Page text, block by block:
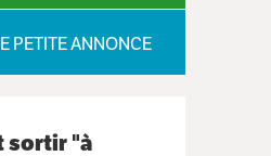
PETITE ANNONCE
sortir "à